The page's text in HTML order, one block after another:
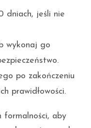
dniach, jeśli nie
wykonaj go
po zakończeniu
prawidłowości.
formalności, aby